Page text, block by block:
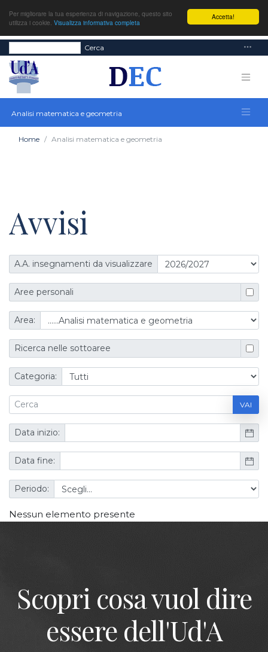
Accetta!
Per migliorare la tua esperienza di navigazione, questo sito
utilizza i cookie. Visualizza informativa completa
Cerca
Analisi matematica e geometria
Home Analisi matematica e geometria
Avvisi
A.A. insegnamenti da visualizzare
Aree personali
Area:
Ricerca nelle sottoaree
Categoria:
VAI
Data inizio:
Data fine:
Periodo:
Nessun elemento presente
Scopri cosa vuol dire
essere dell'Ud'A